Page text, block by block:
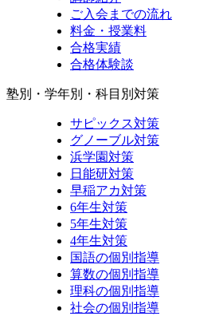
ご入会までの流れ
料金・授業料
合格実績
合格体験談
塾別・学年別・科目別対策
サピックス対策
グノーブル対策
浜学園対策
日能研対策
早稲アカ対策
6年生対策
5年生対策
4年生対策
国語の個別指導
算数の個別指導
理科の個別指導
社会の個別指導